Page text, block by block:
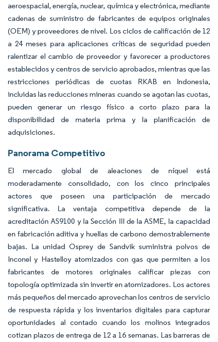
aeroespacial, energía, nuclear, química y electrónica, mediante
cadenas de suministro de fabricantes de equipos originales
(OEM) y proveedores de nivel. Los ciclos de calificación de 12
a 24 meses para aplicaciones críticas de seguridad pueden
ralentizar el cambio de proveedor y favorecer a productores
establecidos y centros de servicio aprobados, mientras que las
restricciones periódicas de cuotas RKAB en Indonesia,
incluidas las reducciones mineras cuando se agotan las cuotas,
pueden generar un riesgo físico a corto plazo para la
disponibilidad de materia prima y la planificación de
adquisiciones.
Panorama Competitivo
El mercado global de aleaciones de níquel está
moderadamente consolidado, con los cinco principales
actores que poseen una participación de mercado
significativa. La ventaja competitiva depende de la
acreditación AS9100 y la Sección III de la ASME, la capacidad
en fabricación aditiva y huellas de carbono demostrablemente
bajas. La unidad Osprey de Sandvik suministra polvos de
Inconel y Hastelloy atomizados con gas que permiten a los
fabricantes de motores originales calificar piezas con
topología optimizada sin invertir en atomizadores. Los actores
más pequeños del mercado aprovechan los centros de servicio
de respuesta rápida y los inventarios digitales para capturar
oportunidades al contado cuando los molinos integrados
cotizan plazos de entrega de 12 a 16 semanas. Las barreras de